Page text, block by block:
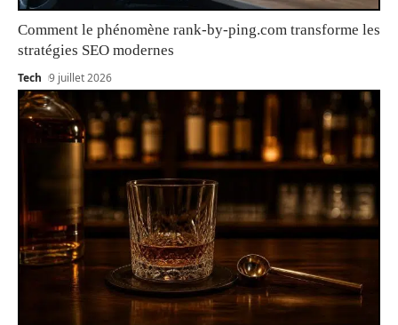
Comment le phénomène rank-by-ping.com transforme les
stratégies SEO modernes
Tech 9 juillet 2026